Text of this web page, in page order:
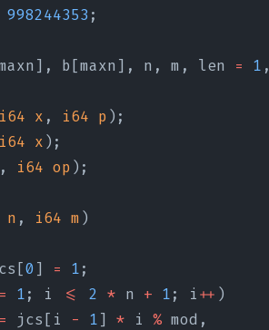
998244353 ;
b[maxn], n, m, len = 1
i64 x , i64 p );
i64 x);
, i64 op );
n , i64 m)
0 ] = 1;
= 1; i <= 2 * n + 1; i++ )
= jcs[i - 1] * i % mod,